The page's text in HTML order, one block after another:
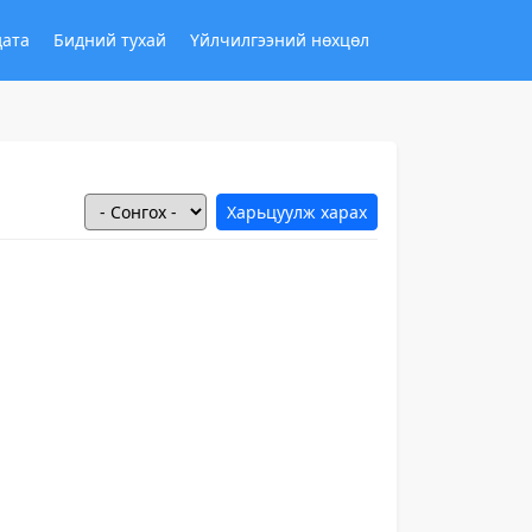
Бидний тухай Үйлчилгээний нөхцөл